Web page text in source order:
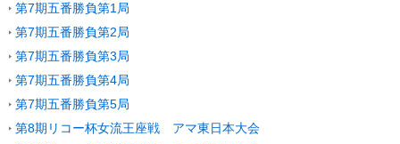
第7期五番勝負第1局
第7期五番勝負第2局
第7期五番勝負第3局
第7期五番勝負第4局
第7期五番勝負第5局
第8期リコー杯女流王座戦 アマ東日本大会